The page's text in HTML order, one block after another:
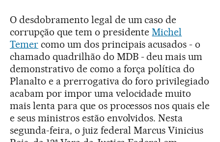
O desdobramento legal de um caso de
corrupção que tem o presidenteMichel
Temercomo um dos principais acusados - o
chamado quadrilhão do MDB - deu mais um
demonstrativo de como a força política do
Planalto e a prerrogativa do foro privilegiado
acabam por impor uma velocidade muito
mais lenta para que os processos nos quais ele
e seus ministros estão envolvidos. Nesta
segunda-feira, o juiz federal Marcus Vinicius